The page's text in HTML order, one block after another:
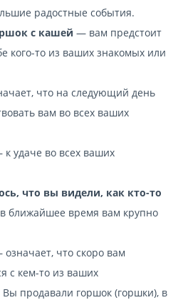
радостные события.
с кашей — вам предстоит
кого-то из ваших знакомых или
что на следующий день
вам во всех ваших
удаче во всех ваших
что вы видели, как кто-то
ближайшее время вам крупно
что скоро вам
с кем-то из ваших
продавали горшок (горшки), в